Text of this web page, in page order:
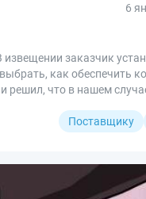
6
заказчик
как обеспечить
решил, что в нашем
Поставщику